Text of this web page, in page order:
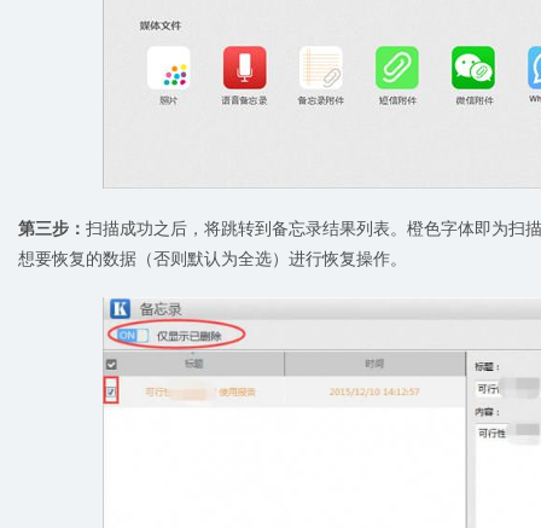
第三步： 扫描成功之后，将跳转到备忘录结果列表。橙色字体即为扫
想要恢复的数据（否则默认为全选）进行恢复操作。